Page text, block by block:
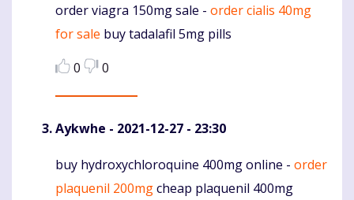
Komentaras
order viagra 150mg sale - order cialis 40mg
for sale buy tadalafil 5mg pills
0
0
Aykwhe - 2021-12-27 - 23:30
Komentaras
buy hydroxychloroquine 400mg online - order
plaquenil 200mgcheap plaquenil 400mg